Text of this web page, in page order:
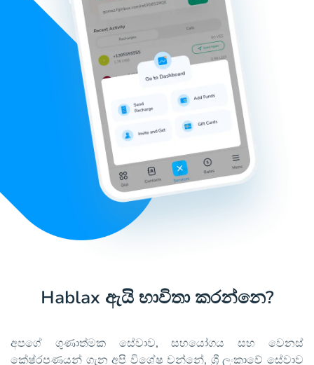
Hablax ඇයි භාවිතා කරන්නෙ?
අපගේ ගුණාත්මක සේවාව, සහයෝගය සහ වෙනස්
කේෂ්රපණයන් ගැන අපි විශේෂ වන්නේ, ශ්‍රී ලංකාවේ සේවාව